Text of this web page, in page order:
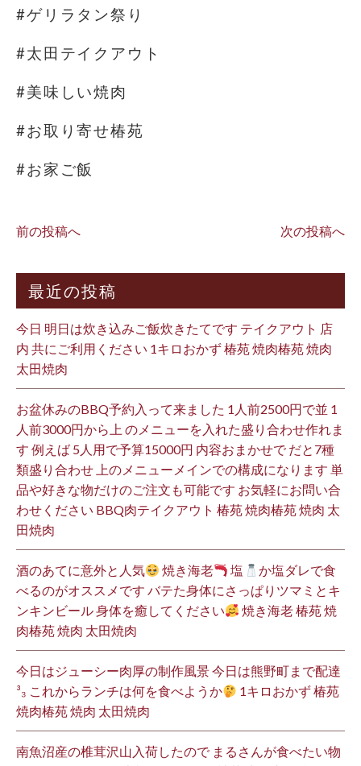
#ゲリラタン祭り
#太田テイクアウト
#美味しい焼肉
#お取り寄せ椿苑
#お家ご飯
前の投稿へ 次の投稿へ
最近の投稿
今日 明日は炊き込みご飯炊きたてです テイクアウト 店
内 共にご利用ください 1キロおかず 椿苑 焼肉椿苑 焼肉
太田焼肉
お盆休みのBBQ予約入って来ました 1人前2500円で並 1
人前3000円から上 のメニューを入れた盛り合わせ作れま
す 例えば 5人用で予算15000円 内容おまかせで だと7種
類盛り合わせ 上のメニューメインでの構成になります 単
品や好きな物だけのご注文も可能です お気軽にお問い合
わせください BBQ肉テイクアウト 椿苑 焼肉椿苑 焼肉 太
田焼肉
酒のあてに意外と人気 焼き海老 塩
か塩ダレで食
べるのがオススメです バテた身体にさっぱりツマミとキ
ンキンビール 身体を癒してください
焼き海老 椿苑 焼
肉椿苑 焼肉 太田焼肉
今日はジューシー肉厚の制作風景 今日は熊野町まで配達
³₃ これからランチは何を食べようか
1キロおかず 椿苑
焼肉椿苑 焼肉 太田焼肉
南魚沼産の椎茸沢山入荷したので まるさんが食べたい物